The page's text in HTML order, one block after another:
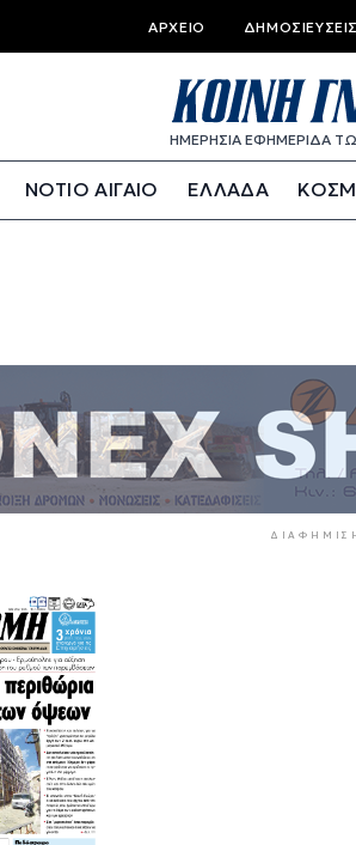
Top
ΑΡΧΕΊΟ ΔΗΜΟΣΙΕΎΣΕΙΣ
ΗΜΕΡΗΣΙΑ ΕΦΗΜΕΡΙΔΑ
ΝΟΤΙΟ ΑΙΓΑΙΟ ΕΛΛΑΔΑ